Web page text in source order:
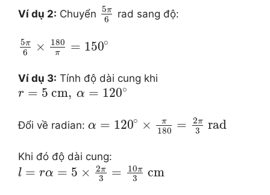
Ví dụ 2: Chuyển 5π
6 rad sang độ:
5π
6 × 180
π = 150∘
Ví dụ 3: Tính độ dài cung khi
r = 5 cm, α = 120∘
Đổi về radian: α = 120∘ × π
180 = 2π
3 rad
Khi đó độ dài cung:
l = rα = 5 × 2π
3 = 10π
3 cm